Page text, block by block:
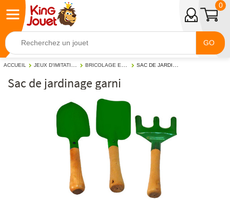
GO
0
ACCUEIL JEUX D'IMITATION & MONDES IMAGINAIRES BRICOLAGE ET JARDINAGE SAC DE JARDINAGE GARNI
Sac de jardinage garni